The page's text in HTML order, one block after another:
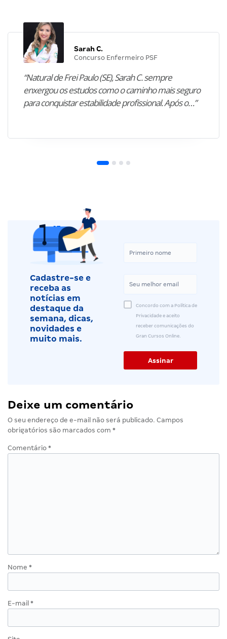
Sarah C.
Concurso Enfermeiro PSF
“Natural de Frei Paulo (SE), Sarah C. sempre
enxergou os estudos como o caminho mais seguro
para conquistar estabilidade profissional. Após o…”
Cadastre-se e
receba as
notícias em
destaque da
semana, dicas,
novidades e
muito mais.
Concordo com a Política de
Privacidade e aceito
receber comunicações do
Gran Cursos Online.
Deixe um comentário
O seu endereço de e-mail não será publicado. Campos
obrigatórios são marcados com *
Comentário *
Nome *
E-mail *